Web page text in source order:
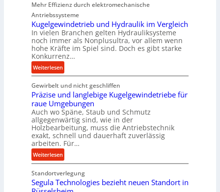
n
d
e
n
M
i
t
t
e
l
s
t
a
n
d
u
:
F
o
r
c
h
u
n
g
s
f
ö
r
d
r
u
o
m
p
a
k
t
e
U
l
t
r
a
s
c
h
a
l
l
s
e
n
Mehr Effizienz durch elektromechanische
Antriebssysteme
Kugelgewindetrieb und Hydraulik im Vergleich
In vielen Branchen gelten Hydrauliksysteme
noch immer als Nonplusultra, vor allem wenn
hohe Kräfte im Spiel sind. Doch es gibt starke
Konkurrenz…
Weiterlesen:
K
u
g
e
l
g
e
w
i
n
t
Gewirbelt und nicht geschliffen
Präzise und langlebige Kugelgewindetriebe für
raue Umgebungen
Auch wo Späne, Staub und Schmutz
allgegenwärtig sind, wie in der
Holzbearbeitung, muss die Antriebstechnik
exakt, schnell und dauerhaft zuverlässig
arbeiten. Für…
Weiterlesen:
P
r
ä
Standortverlegung
Segula Technologies bezieht neuen Standort in